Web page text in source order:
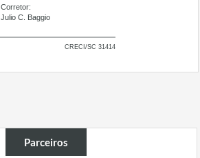
Corretor:
Julio C. Baggio
CRECI/SC 31414
Parceiros